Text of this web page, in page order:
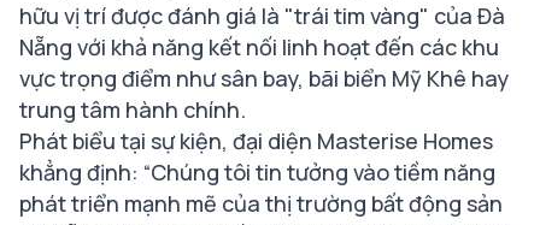
hữu vị trí được đánh giá là "trái tim vàng" của Đà
Nẵng với khả năng kết nối linh hoạt đến các khu
vực trọng điểm như sân bay, bãi biển Mỹ Khê hay
trung tâm hành chính.
Phát biểu tại sự kiện, đại diện Masterise Homes
khẳng định: “Chúng tôi tin tưởng vào tiềm năng
phát triển mạnh mẽ của thị trường bất động sản